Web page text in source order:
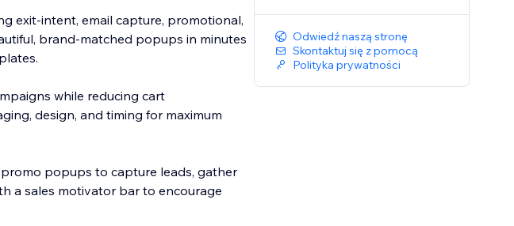
exit-intent, email capture, promotional,
brand-matched popups in minutes
while reducing cart
design, and timing for maximum
popups to capture leads, gather
a sales motivator bar to encourage
Odwiedź naszą stronę
Skontaktuj się z pomocą
Polityka prywatności